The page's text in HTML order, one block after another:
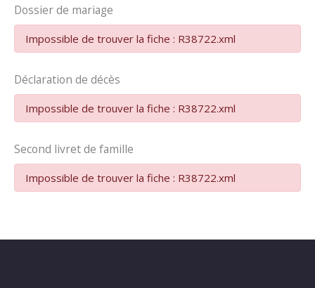
Dossier de mariage
Impossible de trouver la fiche : R38722.xml
Déclaration de décès
Impossible de trouver la fiche : R38722.xml
Second livret de famille
Impossible de trouver la fiche : R38722.xml